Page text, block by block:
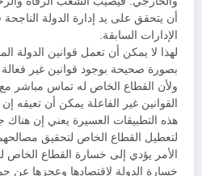
أن يتحقق على يد إدارة الدولة
الإدارات السابقة.
لهذا لا يمكن أن تعمل قوانين الدولة
بصورة صحيحة بوجود قوانين غير
ولأن القطاع الخاص له تماس مباشر
القوانين غير الفاعلة يمكن أن تعيقه
هذه التطبيقات العسيرة يعني إن
لتعطيل القطاع الخاص لتحقيق
الأمر يؤدي إلى خسارة القطاع الخاص
خسارة الدولة لإقتصادها وعجزها عن